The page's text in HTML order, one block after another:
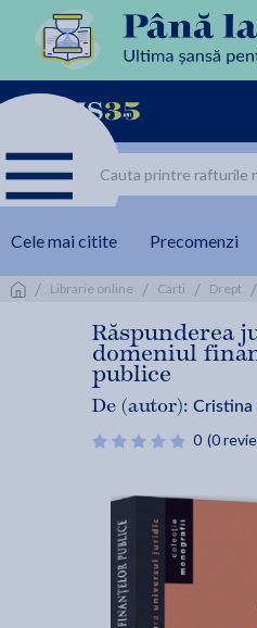
Cele mai citite Precomenzi
/ Librarie online / Carti / Drept /
Răspunderea
domeniul
publice
De (autor):
0 (0